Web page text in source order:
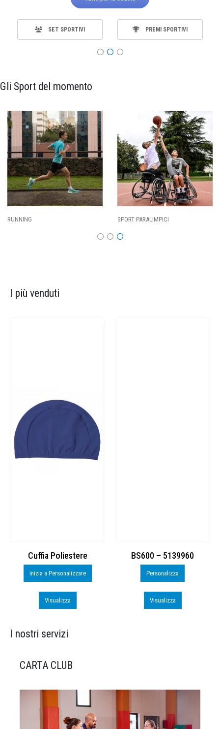
SET SPORTIVI PREMI SPORTIVI
Gli Sport del momento
SPORT PARALIMPICI CALCIO
I più venduti
Cuffia Poliestere
Inizia a Personalizzare
Visualizza
BS600 – 5139960
Personalizza
Visualizza
I nostri servizi
CARTA CLUB